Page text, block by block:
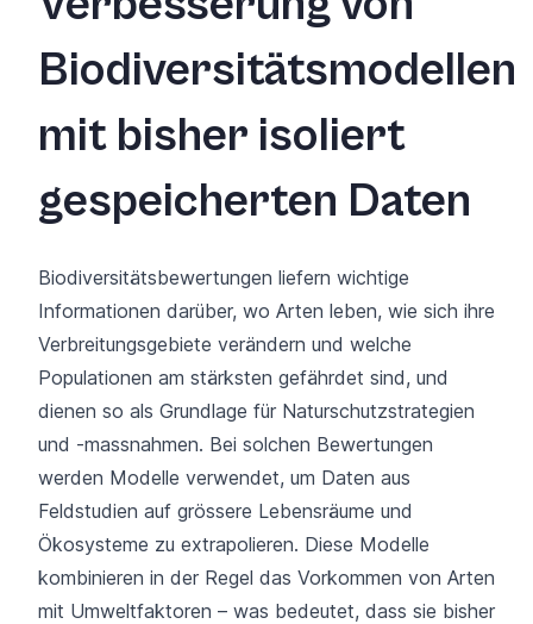
Biodiversitätsmodellen
mit bisher isoliert
gespeicherten Daten
Biodiversitätsbewertungen liefern wichtige
Informationen darüber, wo Arten leben, wie sich ihre
Verbreitungsgebiete verändern und welche
Populationen am stärksten gefährdet sind, und
dienen so als Grundlage für Naturschutzstrategien
und -massnahmen. Bei solchen Bewertungen
werden Modelle verwendet, um Daten aus
Feldstudien auf grössere Lebensräume und
Ökosysteme zu extrapolieren. Diese Modelle
kombinieren in der Regel das Vorkommen von Arten
mit Umweltfaktoren – was bedeutet, dass sie bisher